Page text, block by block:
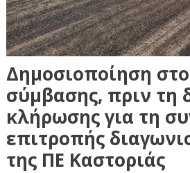
Δημοσιοποίηση
σύμβασης, πριν τη
κλήρωσης για τη
επιτροπής
της ΠΕ Καστοριάς